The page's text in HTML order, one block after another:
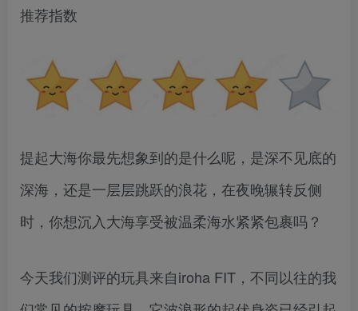
推荐指数
提起大海你最先想象到的是什么呢，是深不见底的
深海，还是一层层跳跃的浪花，在夜晚辗转反侧
时，你想沉入大海享受被温柔海水紧紧包裹吗？
今天我们测评的玩具来自iroha FIT，不同以往的我